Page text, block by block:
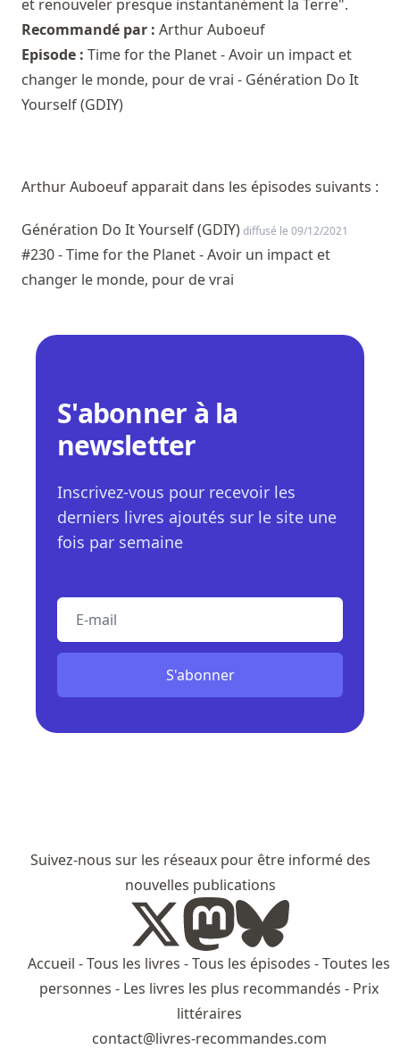
et renouveler presque instantanément la Terre".
Recommandé par : Arthur Auboeuf
Episode : Time for the Planet - Avoir un impact et
changer le monde, pour de vrai - Génération Do It
Yourself (GDIY)
Arthur Auboeuf apparait dans les épisodes suivants :
Génération Do It Yourself (GDIY)diffusé le 09/12/2021
#230 - Time for the Planet - Avoir un impact et
changer le monde, pour de vrai
S'abonner à la
newsletter
Inscrivez-vous pour recevoir les
derniers livres ajoutés sur le site une
fois par semaine
S'abonner
Suivez-nous sur les réseaux pour être informé des
nouvelles publications
Accueil -Tous les livres -Tous les épisodes -Toutes les
personnes - Les livres les plus recommandés - Prix
littéraires
contact@livres-recommandes.com